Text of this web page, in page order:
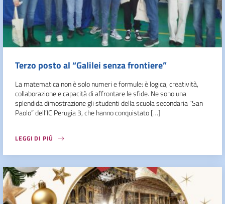
Terzo posto al “Galilei senza frontiere”
La matematica non è solo numeri e formule: è logica, creatività,
collaborazione e capacità di affrontare le sfide. Ne sono una
splendida dimostrazione gli studenti della scuola secondaria “San
Paolo” dell’IC Perugia 3, che hanno conquistato […]
LEGGI DI PIÙ